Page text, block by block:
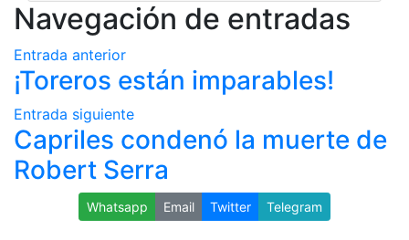
Navegación de entradas
Entrada anterior
¡Toreros están imparables!
Entrada siguiente
Capriles condenó la muerte de
Robert Serra
Whatsapp Email Twitter Telegram